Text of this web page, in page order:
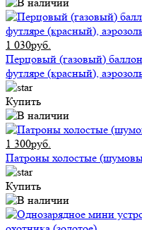
1 030руб.
Перцовый (газовый)
футляре (красный),
Купить
1 300руб.
Патроны холостые
Купить